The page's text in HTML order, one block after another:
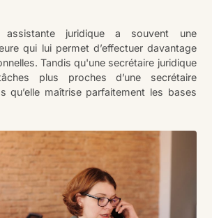
assistante juridique a souvent une
qui lui permet d’effectuer davantage
Tandis qu'une secrétaire juridique
plus proches d’une secrétaire
qu’elle maîtrise parfaitement les bases